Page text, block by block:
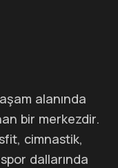
alanında
bir merkezdir.
cimnastik,
dallarında